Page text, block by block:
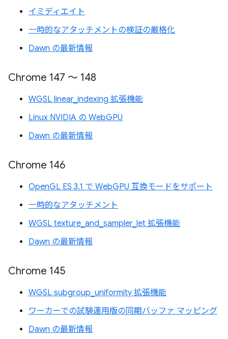
イミディエイト
一時的なアタッチメントの検証の厳格化
Dawn の最新情報
Chrome 147 ～ 148
WGSL linear_indexing 拡張機能
Linux NVIDIA の WebGPU
Dawn の最新情報
Chrome 146
OpenGL ES 3.1 で WebGPU 互換モードをサポート
一時的なアタッチメント
WGSL texture_and_sampler_let 拡張機能
Dawn の最新情報
Chrome 145
WGSL subgroup_uniformity 拡張機能
ワーカーでの試験運用版の同期バッファ マッピング
Dawn の最新情報